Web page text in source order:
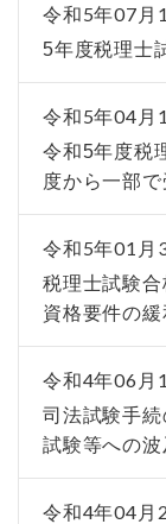
令和5年07月
5年度税理士
令和5年04月
令和5年度税
度から一部
令和5年01月
税理士試験
資格要件の
令和4年06月
司法試験手
試験等への波
令和4年04月